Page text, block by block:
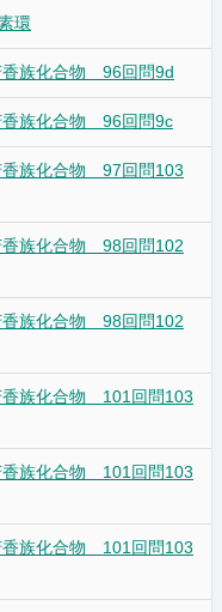
環
族化合物 96回問9d
族化合物 96回問9c
族化合物 97回問103
族化合物 98回問102
族化合物 98回問102
族化合物 101回問103
族化合物 101回問103
族化合物 101回問103